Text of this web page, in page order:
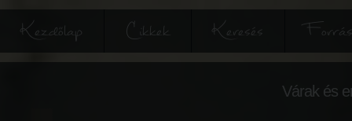
Kezdőlap Cikkek Keresés
Várak és